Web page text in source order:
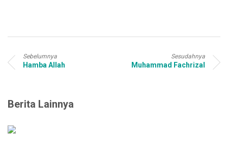
Sebelumnya
Hamba Allah
Sesudahnya
Muhammad Fachrizal
Berita Lainnya